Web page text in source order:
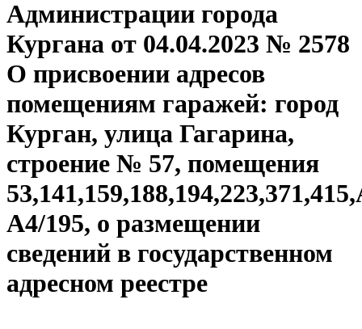
Администрации города
Кургана от 04.04.2023 № 2578
О присвоении адресов
помещениям гаражей: город
Курган, улица Гагарина,
строение № 57, помещения
А4/195, о размещении
сведений в государственном
адресном реестре